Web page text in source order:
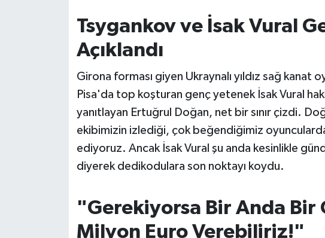
Tsygankov ve İsak Vural
Açıklandı
Girona forması giyen Ukraynalı yıldız sağ kanat
Pisa'da top koşturan genç yetenek İsak Vural
yanıtlayan Ertuğrul Doğan, net bir sınır çizdi.
ekibimizin izlediği, çok beğendiğimiz
ediyoruz. Ancak İsak Vural şu anda kesinlikle
diyerek dedikodulara son noktayı koydu.
"Gerekiyorsa Bir Anda Bir
Milyon Euro Verebiliriz!"